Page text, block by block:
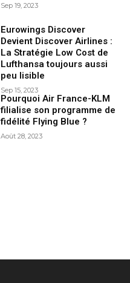
Sep 19, 2023
Eurowings Discover
Devient Discover Airlines :
La Stratégie Low Cost de
Lufthansa toujours aussi
peu lisible
Sep 15, 2023
Pourquoi Air France-KLM
filialise son programme de
fidélité Flying Blue ?
Août 28, 2023